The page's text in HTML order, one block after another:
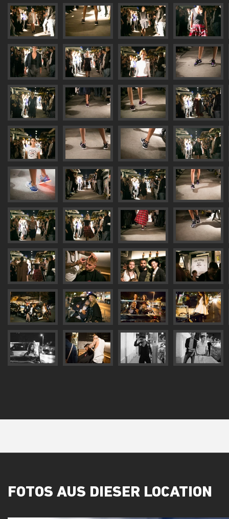
FOTOS AUS DIESER LOCATION